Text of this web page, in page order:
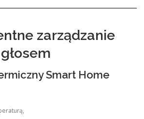
zarządzanie
Smart Home